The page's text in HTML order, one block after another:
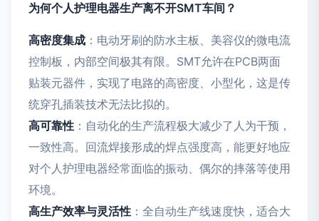
为何个人护理电器生产离不开SMT车间？
高密度集成 ：电动牙刷的防水主板、美容仪的微电流
控制板，内部空间极其有限。SMT允许在PCB两面
贴装元器件，实现了电路的高密度、小型化，这是传
统穿孔插装技术无法比拟的。
高可靠性 ：自动化的生产流程极大减少了人为干预，
一致性高。回流焊接形成的焊点强度高，能更好地应
对个人护理电器经常面临的振动、偶尔的摔落等使用
环境。
高生产效率与灵活性 ：全自动生产线速度快，适合大